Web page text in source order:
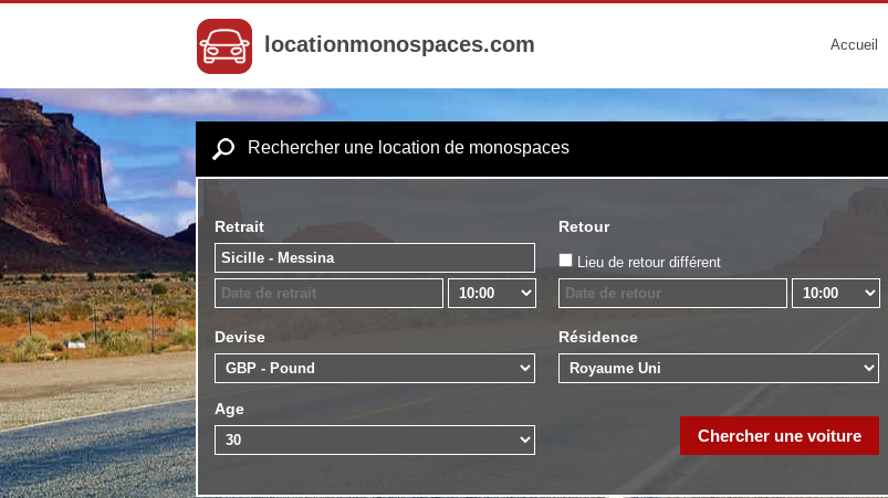
locationmonospaces.com Accueil
Rechercher une location de monospaces
Retrait Retour
Lieu de retour différent
Devise Résidence
Age